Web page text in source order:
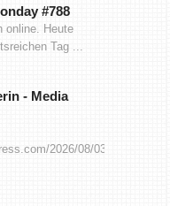
#788
online. Heute
Tag ...
- Media
2026/08/03/media-